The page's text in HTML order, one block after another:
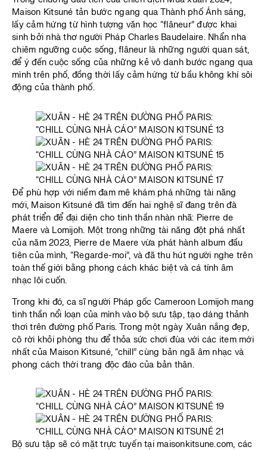
Maison Kitsuné tản bước ngang qua Thành phố Ánh sáng,
lấy cảm hứng từ hình tượng văn học “flâneur” được khai
sinh bởi nhà thơ người Pháp Charles Baudelaire. Nhẩn nha
chiêm ngưỡng cuộc sống, flâneur là những người quan sát,
để ý đến cuộc sống của những kẻ vô danh bước ngang qua
mình trên phố, đồng thời lấy cảm hứng từ bầu không khí sôi
động của thành phố.
Để phù hợp với niềm đam mê khám phá những tài năng
mới, Maison Kitsuné đã tìm đến hai nghệ sĩ đang trên đà
phát triển để đại diện cho tinh thần nhàn nhã: Pierre de
Maere và Lomijoh. Một trong những tài năng đột phá nhất
của năm 2023, Pierre de Maere vừa phát hành album đầu
tiên của mình, “Regarde-moi”, và đã thu hút người nghe trên
toàn thế giới bằng phong cách khác biệt và cá tính âm
nhạc lôi cuốn.
Trong khi đó, ca sĩ người Pháp gốc Cameroon Lomijoh mang
tinh thần nổi loạn của mình vào bộ sưu tập, tạo dáng thảnh
thơi trên đường phố Paris. Trong một ngày Xuân nắng đẹp,
cô rời khỏi phòng thu để thỏa sức chơi đùa với các item mới
nhất của Maison Kitsuné, “chill” cùng bản ngã âm nhạc và
phong cách thời trang độc đáo của bản thân.
Bộ sưu tập sẽ có mặt trực tuyến tại maisonkitsune.com, các